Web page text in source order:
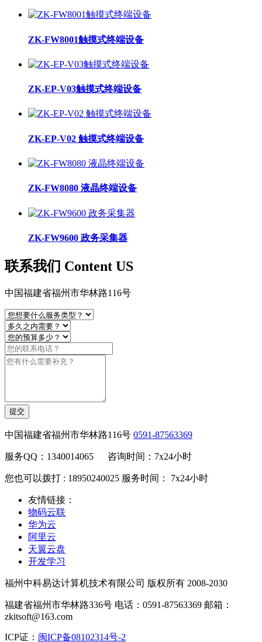
ZK-FW8001触摸式终端设备
ZK-EP-V03触摸式终端设备
ZK-EP-V02 触摸式终端设备
ZK-FW8080 液晶终端设备
ZK-FW9600 政务采集器
联系我们 Content US
中国福建省福州市华林路116号
提交
中国福建省福州市华林路116号 0591-87563369
服务QQ：1340014065 咨询时间：7x24小时
您也可以拨打 : 18950240025 服务时间： 7x24小时
友情链接：
物码云联
华为云
阿里云
天翼云盘
开发学习
福州中科易达计算机技术有限公司 版权所有 2008-2030
福建省福州市华林路336号 电话：0591-87563369 邮箱：
zkitsoft@163.com
ICP证： 闽ICP备08102314号-2